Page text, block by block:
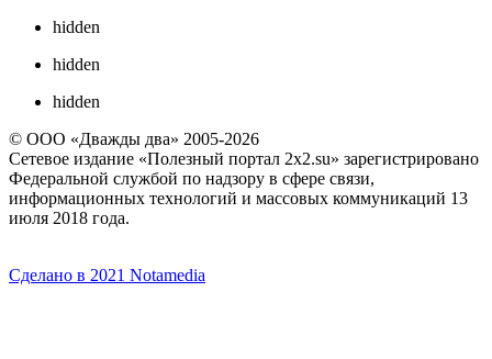
hidden
hidden
hidden
© ООО «Дважды два» 2005-2026
Сетевое издание «Полезный портал 2x2.su» зарегистрировано
Федеральной службой по надзору в сфере связи,
информационных технологий и массовых коммуникаций 13
июля 2018 года.
Сделано в 2021 Notamedia